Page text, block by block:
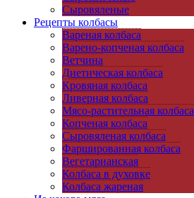
Сыровяленые
Рецепты колбасы
Вареная колбаса
Варено-копченая колбаса
Ветчина
Диетическая колбаса
Кровяная колбаса
Ливерная колбаса
Мясо-растительная колбаса
Копченая колбаса
Сыровяленая колбаса
Фаршированная колбаса
Вегетарианская
Колбаса в духовке
Колбаса жареная